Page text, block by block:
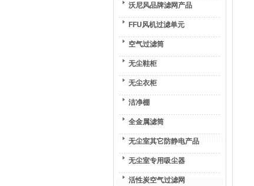
沃尼风品牌滤网产品
FFU风机过滤单元
空气过滤筒
无尘鞋柜
无尘衣柜
洁净棚
全金属滤筒
无尘室其它防静电产品
无尘室专用吸尘器
活性炭空气过滤网